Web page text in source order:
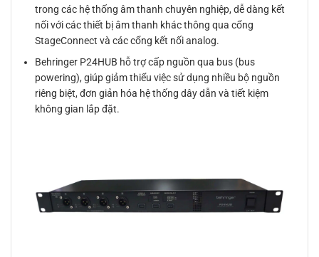
trong các hệ thống âm thanh chuyên nghiệp, dễ dàng kết
nối với các thiết bị âm thanh khác thông qua cổng
StageConnect và các cổng kết nối analog.
Behringer P24HUB hỗ trợ cấp nguồn qua bus (bus
powering), giúp giảm thiểu việc sử dụng nhiều bộ nguồn
riêng biệt, đơn giản hóa hệ thống dây dẫn và tiết kiệm
không gian lắp đặt.